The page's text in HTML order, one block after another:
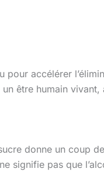
accélérer
être humain
donne un coup
signifie pas que